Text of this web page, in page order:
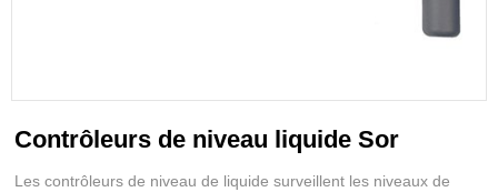
Contrôleurs de niveau liquide Sor
Les contrôleurs de niveau de liquide surveillent les niveaux de